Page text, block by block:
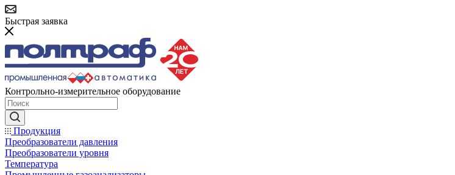
Быстрая заявка
Контрольно-измерительное оборудование
Продукция
Преобразователи давления
Преобразователи уровня
Температура